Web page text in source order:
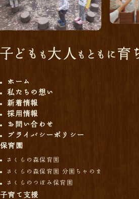
ホーム
私たちの想い
新着情報
採用情報
お問い合わせ
プライバシーポリシー
保育園
さくらの森保育園
さくらの森保育園 分園ちゃのま
さくらのつぼみ保育園
子育て支援